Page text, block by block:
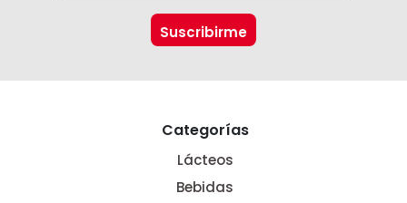
Categorías
Lácteos
Bebidas